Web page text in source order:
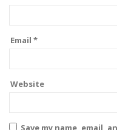
Email *
Website
Save my name, email,